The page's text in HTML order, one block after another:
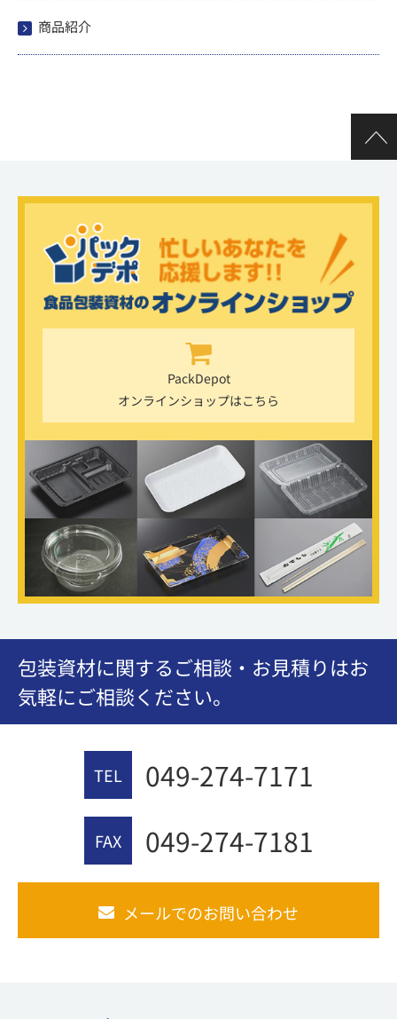
商品紹介
PackDepot
オンラインショップはこちら
包装資材に関するご相談・お見積りはお
気軽にご相談ください。
TEL 049-274-7171
FAX 049-274-7181
メールでのお問い合わせ